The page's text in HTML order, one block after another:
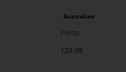
Australian
Porto
129.99